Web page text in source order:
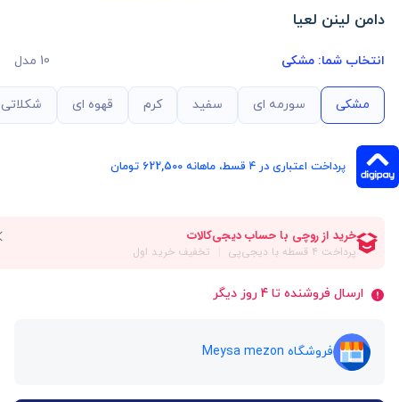
دامن لینن لعیا
انتخاب شما: مشکی 10 مدل
مشکی سورمه ای سفید کرم قهوه ای شکلاتی
پرداخت اعتباری در ۴ قسط، ماهانه 622,500 تومان
ارسال فروشنده تا 4 روز دیگر
فروشگاه Meysa mezon